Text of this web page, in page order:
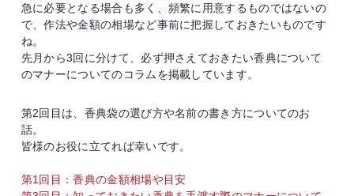
急に必要となる場合も多く、頻繁に用意するものではないの
で、作法や金額の相場など事前に把握しておきたいものです
ね。
先月から3回に分けて、必ず押さえておきたい香典について
のマナーについてのコラムを掲載しています。
第2回目は、香典袋の選び方や名前の書き方についてのお
話。
皆様のお役に立てれば幸いです。
第1回目：香典の金額相場や目安